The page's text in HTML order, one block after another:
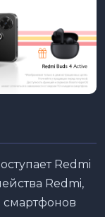
Redmi
Redmi,